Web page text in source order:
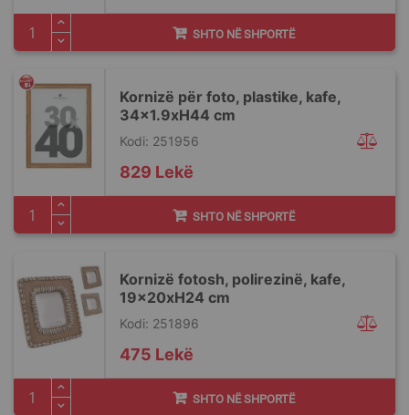
SHTO NË SHPORTË
Kornizë për foto, plastike, kafe,
34x1.9xH44 cm
Kodi: 251956
829 Lekë
SHTO NË SHPORTË
Kornizë fotosh, polirezinë, kafe,
19x20xH24 cm
Kodi: 251896
475 Lekë
SHTO NË SHPORTË